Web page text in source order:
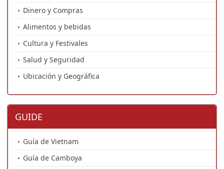
Dinero y Compras
Alimentos y bebidas
Cultura y Festivales
Salud y Seguridad
Ubicación y Geográfica
GUIDE
Guía de Vietnam
Guía de Camboya